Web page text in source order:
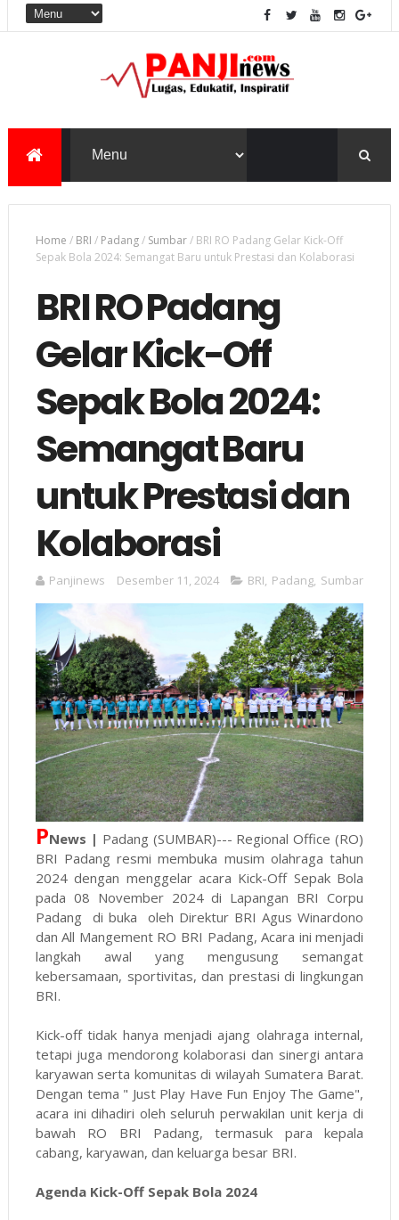
Home / BRI / Padang/ Sumbar/ BRI RO Padang Gelar Kick-Off
Sepak Bola 2024: Semangat Baru untuk Prestasi dan Kolaborasi
BRI RO Padang
Gelar Kick-Off
Sepak Bola 2024:
Semangat Baru
untuk Prestasi dan
Kolaborasi
Panjinews Desember 11, 2024 BRI Padang, Sumbar
PNews | Padang (SUMBAR)--- Regional Office (RO)
BRI Padang resmi membuka musim olahraga tahun
2024 dengan menggelar acara Kick-Off Sepak Bola
pada 08 November 2024 di Lapangan BRI Corpu
Padang di buka oleh Direktur BRI Agus Winardono
dan All Mangement RO BRI Padang, Acara ini menjadi
langkah awal yang mengusung semangat
kebersamaan, sportivitas, dan prestasi di lingkungan
BRI.
Kick-off tidak hanya menjadi ajang olahraga internal,
tetapi juga mendorong kolaborasi dan sinergi antara
karyawan serta komunitas di wilayah Sumatera Barat.
Dengan tema " Just Play Have Fun Enjoy The Game",
acara ini dihadiri oleh seluruh perwakilan unit kerja di
bawah RO BRI Padang, termasuk para kepala
cabang, karyawan, dan keluarga besar BRI.
Agenda Kick-Off Sepak Bola 2024